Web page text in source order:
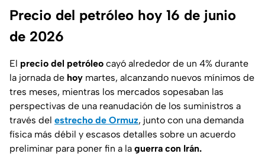
Precio del petróleo hoy 16 de junio
de 2026
El precio del petróleo cayó alrededor de un 4% durante
la jornada de hoy martes, alcanzando nuevos mínimos de
tres meses, mientras los mercados sopesaban las
perspectivas de una reanudación de los suministros a
través del estrecho de Ormuz, junto con una demanda
física más débil y escasos detalles sobre un acuerdo
preliminar para poner fin a la guerra con Irán.